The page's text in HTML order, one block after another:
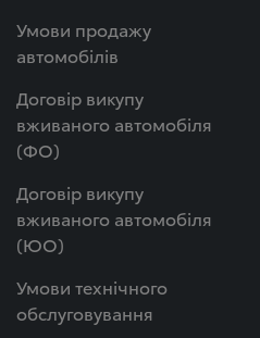
Умови продажу
автомобілів
Договір викупу
вживаного автомобіля
(ФО)
Договір викупу
вживаного автомобіля
(ЮО)
Умови технічного
обслуговування